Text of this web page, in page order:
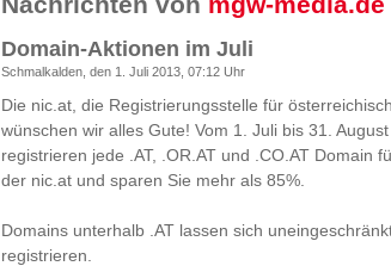
Domain-Aktionen im Juli
Schmalkalden, den 1. Juli 2013, 07:12 Uhr
Die nic.at, die Registrierungsstelle für
wünschen wir alles Gute! Vom 1. Juli bis 31.
registrieren jede .AT, .OR.AT und .CO.AT Domain
der nic.at und sparen Sie mehr als 85%.
Domains unterhalb .AT lassen sich
registrieren.